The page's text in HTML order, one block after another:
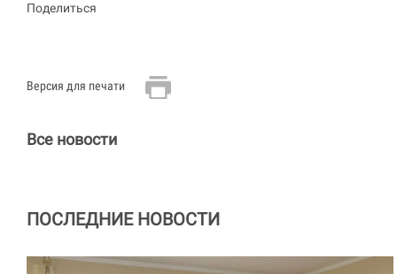
Поделиться
Версия для печати
Все новости
ПОСЛЕДНИЕ НОВОСТИ